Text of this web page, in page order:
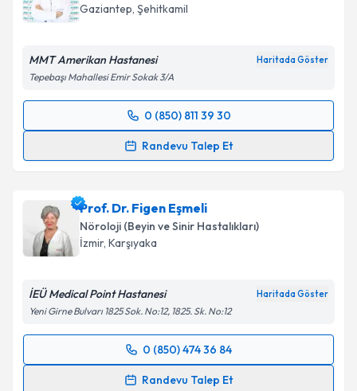
E-posta Adresiniz
Kişisel verilerimin işlenmesine ilişkinAydınlatma
'ni okudum ve kişisel verilerimin belirtilen
kapsamda işlenmesini kabul ediyorum.
Gaziantep, Şehitkamil
MMT Amerikan Hastanesi Haritada Göster
Tepebaşı Mahallesi Emir Sokak 3/A
0 (850) 811 39 30
Randevu Talep Et
Randevu Takvimi Talebi
için bir takvim hazırlandığında e-posta ile
bilgilendireceğiz.
E-posta Adresiniz
Kişisel verilerimin işlenmesine ilişkinAydınlatma
'ni okudum ve kişisel verilerimin belirtilen
kapsamda işlenmesini kabul ediyorum.
Prof. Dr. Figen Eşmeli
Nöroloji (Beyin ve Sinir Hastalıkları)
İzmir, Karşıyaka
İEÜ Medical Point Hastanesi Haritada Göster
Yeni Girne Bulvarı 1825 Sok. No:12, 1825. Sk. No:12
0 (850) 474 36 84
Randevu Talep Et
Randevu Takvimi Talebi